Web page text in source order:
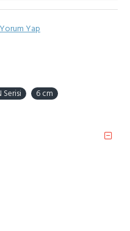
Yorum Yap
Serisi
6 cm